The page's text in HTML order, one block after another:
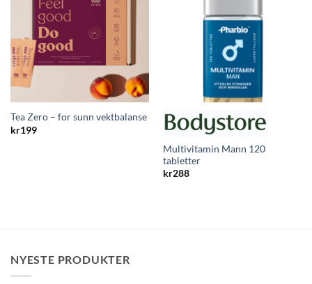
Tea Zero – for sunn vektbalanse
kr199
Multivitamin Mann 120
tabletter
kr288
NYESTE PRODUKTER